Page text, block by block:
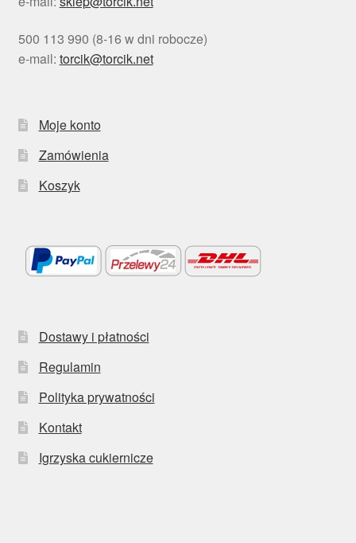
500 113 990 (8-16 w dni robocze)
e-mail: torcik@torcik.net
Moje konto
Zamówienia
Koszyk
Dostawy i płatności
Regulamin
Polityka prywatności
Kontakt
Igrzyska cukiernicze